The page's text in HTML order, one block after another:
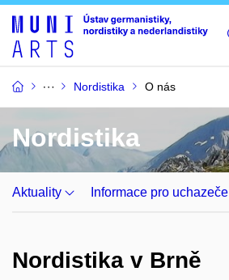
Nordistika O nás
Nordistika
Aktuality Informace pro uchazeče
Nordistika v Brně